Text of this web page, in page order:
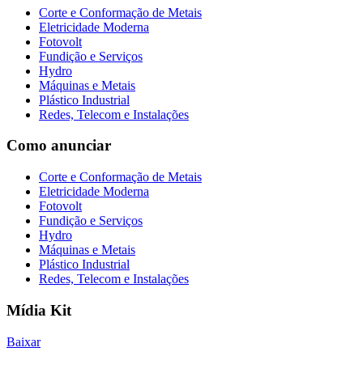
Corte e Conformação de Metais
Eletricidade Moderna
Fotovolt
Fundição e Serviços
Hydro
Máquinas e Metais
Plástico Industrial
Redes, Telecom e Instalações
Como anunciar
Corte e Conformação de Metais
Eletricidade Moderna
Fotovolt
Fundição e Serviços
Hydro
Máquinas e Metais
Plástico Industrial
Redes, Telecom e Instalações
Mídia Kit
Baixar